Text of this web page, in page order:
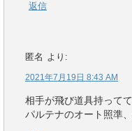
返信
匿名 より:
2021年7月19日 8:43 AM
相手が飛び道具持って
パルテナのオート照準